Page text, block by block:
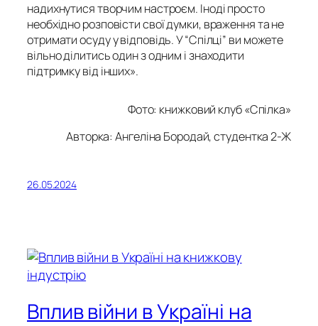
надихнутися творчим настроєм. Іноді просто
необхідно розповісти свої думки, враження та не
отримати осуду у відповідь. У “Спілці” ви можете
вільно ділитись один з одним і знаходити
підтримку від інших».
Фото: книжковий клуб «Спілка»
Авторка: Ангеліна Бородай, студентка 2-Ж
26.05.2024
Вплив війни в Україні на